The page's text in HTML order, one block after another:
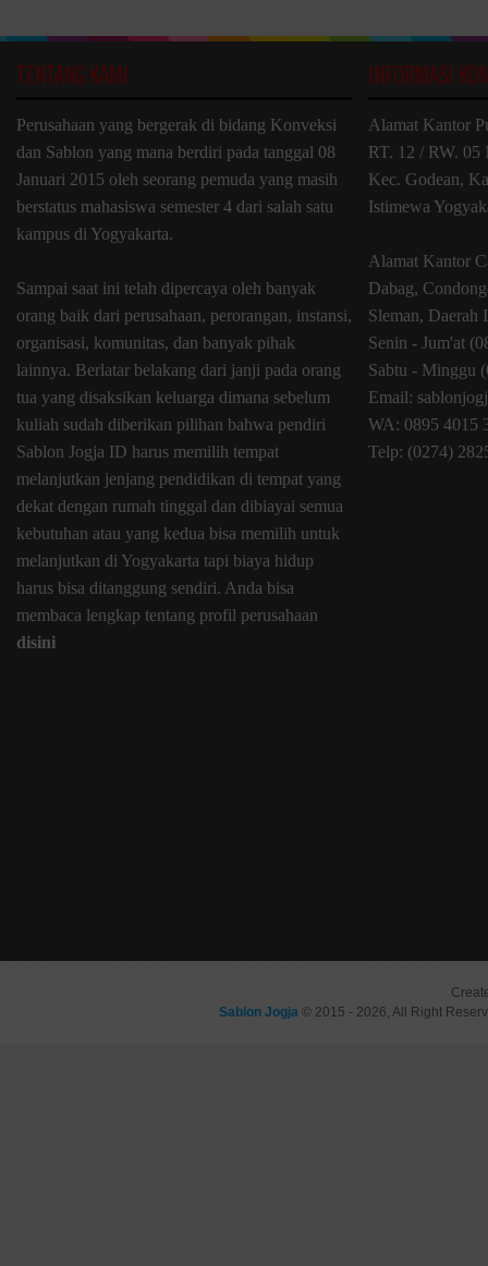
TENTANG KAMI
Perusahaan yang bergerak di bidang Konveksi
dan Sablon yang mana berdiri pada tanggal 08
Januari 2015 oleh seorang pemuda yang masih
berstatus mahasiswa semester 4 dari salah satu
kampus di Yogyakarta.
Sampai saat ini telah dipercaya oleh banyak
orang baik dari perusahaan, perorangan, instansi,
organisasi, komunitas, dan banyak pihak
lainnya. Berlatar belakang dari janji pada orang
tua yang disaksikan keluarga dimana sebelum
kuliah sudah diberikan pilihan bahwa pendiri
Sablon Jogja ID harus memilih tempat
melanjutkan jenjang pendidikan di tempat yang
dekat dengan rumah tinggal dan dibiayai semua
kebutuhan atau yang kedua bisa memilih untuk
melanjutkan di Yogyakarta tapi biaya hidup
harus bisa ditanggung sendiri. Anda bisa
membaca lengkap tentang profil perusahaan
disini
INFORMASI
Alamat Kantor
RT. 12 / RW. 05
Kec. Godean,
Istimewa
Alamat Kantor
Dabag,
Sleman, Daerah
Senin - Jum'at
Sabtu - Minggu
Email:
WA: 0895 4015
Telp: (0274)
Sablon Jogja © 2015 - 2026, All Right